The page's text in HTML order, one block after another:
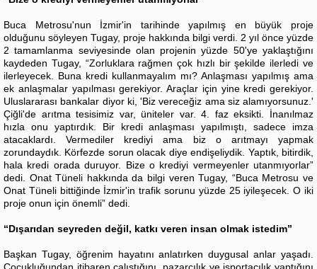
Buca Metrosu'nun İzmir'in tarihinde yapılmış en büyük proje
olduğunu söyleyen Tugay, proje hakkında bilgi verdi. 2 yıl önce yüzde
2 tamamlanma seviyesinde olan projenin yüzde 50'ye yaklaştığını
kaydeden Tugay, “Zorluklara rağmen çok hızlı bir şekilde ilerledi ve
ilerleyecek. Buna kredi kullanmayalım mı? Anlaşması yapılmış ama
ek anlaşmalar yapılması gerekiyor. Araçlar için yine kredi gerekiyor.
Uluslararası bankalar diyor ki, 'Biz vereceğiz ama siz alamıyorsunuz.'
Çiğli'de arıtma tesisimiz var, üniteler var. 4. faz eksikti. İnanılmaz
hızla onu yaptırdık. Bir kredi anlaşması yapılmıştı, sadece imza
atacaklardı. Vermediler krediyi ama biz o arıtmayı yapmak
zorundaydık. Körfezde sorun olacak diye endişeliydik. Yaptık, bitirdik,
hala kredi orada duruyor. Bize o krediyi vermeyenler utanmıyorlar”
dedi. Onat Tüneli hakkında da bilgi veren Tugay, “Buca Metrosu ve
Onat Tüneli bittiğinde İzmir'in trafik sorunu yüzde 25 iyileşecek. O iki
proje onun için önemli” dedi.
“Dışarıdan seyreden değil, katkı veren insan olmak istedim”
Başkan Tugay, öğrenim hayatını anlatırken duygusal anlar yaşadı.
Çocukluğundan itibaren çalıştığını, pazarcılık ve işportacılık yaptığını